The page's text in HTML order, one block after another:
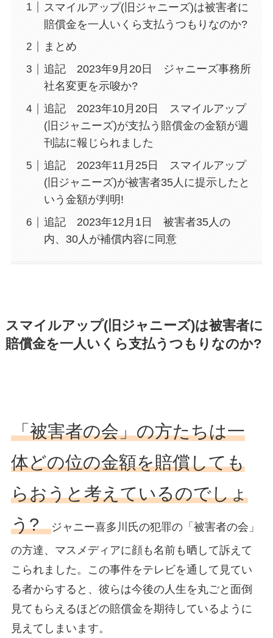
スマイルアップ(旧ジャニーズ)は被害者に
賠償金を一人いくら支払うつもりなのか?
まとめ
追記 2023年9月20日 ジャニーズ事務所
社名変更を示唆か?
追記 2023年10月20日 スマイルアップ
(旧ジャニーズ)が支払う賠償金の金額が週
刊誌に報じられました
追記 2023年11月25日 スマイルアップ
(旧ジャニーズ)が被害者35人に提示したと
いう金額が判明!
追記 2023年12月1日 被害者35人の
内、30人が補償内容に同意
スマイルアップ(旧ジャニーズ)は被害者に
賠償金を一人いくら支払うつもりなのか?
「被害者の会」の方たちは一
体どの位の金額を賠償しても
らおうと考えているのでしょ
う?
ジャニー喜多川氏の犯罪の「被害者の会」
の方達、マスメディアに顔も名前も晒して訴えて
こられました。この事件をテレビを通して見てい
る者からすると、彼らは今後の人生を丸ごと面倒
見てもらえるほどの賠償金を期待しているように
見えてしまいます。